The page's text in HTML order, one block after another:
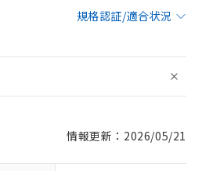
規格認証/適合状況
情報更新：2026/05/21